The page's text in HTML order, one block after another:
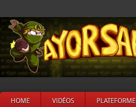
HOME VIDÉOS PLATEFORME